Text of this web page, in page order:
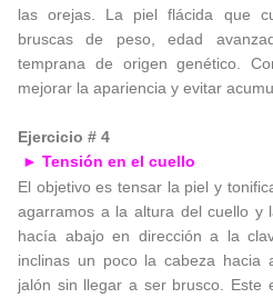
las orejas. La piel flácida que
bruscas de peso, edad
temprana de origen genético.
mejorar la apariencia y evitar
Ejercicio # 4
► Tensión en el cuello
El objetivo es tensar la piel y
agarramos a la altura del cuello y
hacía abajo en dirección a la
inclinas un poco la cabeza hacia
jalón sin llegar a ser brusco. Este